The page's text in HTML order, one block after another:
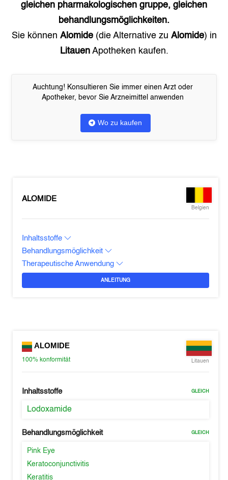
gleichen pharmakologischen gruppe, gleichen
behandlungsmöglichkeiten.
Sie können Alomide(die Alternative zu Alomide) in
LitauenApotheken kaufen.
Auchtung! Konsultieren Sie immer einen Arzt oder
Apotheker, bevor Sie Arzneimittel anwenden
Wo zu kaufen
ALOMIDE
Belgien
Inhaltsstoffe
Behandlungsmöglichkeit
Therapeutische Anwendung
ANLEITUNG
ALOMIDE
100% konformität Litauen
Inhaltsstoffe GLEICH
Lodoxamide
Behandlungsmöglichkeit GLEICH
Pink Eye
Keratoconjunctivitis
Keratitis